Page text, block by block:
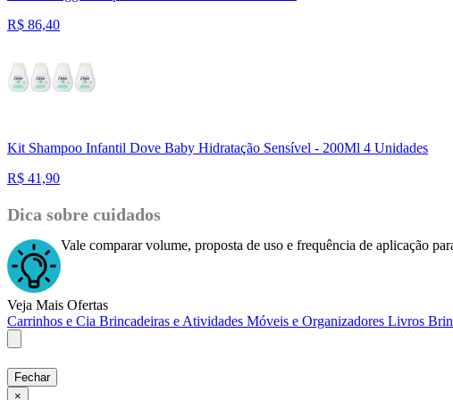
R$ 86,40
Kit Shampoo Infantil Dove Baby Hidratação Sensível - 200Ml 4 Unidades
R$ 41,90
Dica sobre cuidados
Vale comparar volume, proposta de uso e frequência de aplicação
Veja Mais Ofertas
Carrinhos e Cia Brincadeiras e Atividades Móveis e Organizadores Livros
Fechar
×